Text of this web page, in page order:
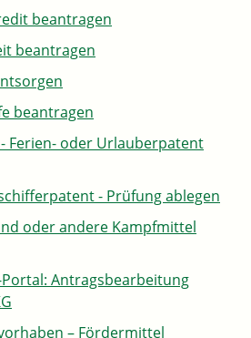
beantragen
beantragen
beantragen
Ferien- oder Urlauberpatent
- Prüfung ablegen
oder andere Kampfmittel
Antragsbearbeitung
– Fördermittel